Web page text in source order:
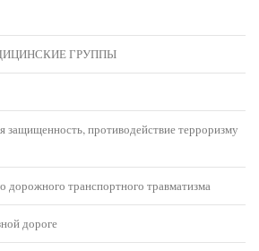
ГРУППЫ
защищенность, противодействие терроризму
дорожного транспортного травматизма
дороге